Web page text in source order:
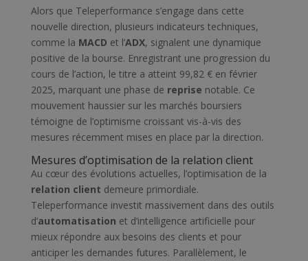
Alors que Teleperformance s’engage dans cette
nouvelle direction, plusieurs indicateurs techniques,
comme la MACD et l’ADX, signalent une dynamique
positive de la bourse. Enregistrant une progression du
cours de l’action, le titre a atteint 99,82 € en février
2025, marquant une phase de reprise notable. Ce
mouvement haussier sur les marchés boursiers
témoigne de l’optimisme croissant vis-à-vis des
mesures récemment mises en place par la direction.
Mesures d’optimisation de la relation client
Au cœur des évolutions actuelles, l’optimisation de la
relation client demeure primordiale.
Teleperformance investit massivement dans des outils
d’automatisation et d’intelligence artificielle pour
mieux répondre aux besoins des clients et pour
anticiper les demandes futures. Parallèlement, le